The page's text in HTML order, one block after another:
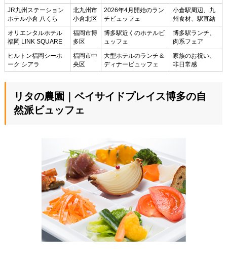
JR九州ステーション
ホテル小倉 八くら
北九州市
小倉北区
2026年4月開始のラン
チビュッフェ
小倉駅周辺、九
州食材、駅直結
オリエンタルホテル
福岡 LINK SQUARE
福岡市博
多区
博多駅近くのホテルビ
ュッフェ
博多駅ランチ、
肉系フェア
ヒルトン福岡シーホ
ーク シアラ
福岡市中
央区
大型ホテルのランチ＆
ディナービュッフェ
家族のお祝い、
非日常感
リタの農園｜ベイサイドプレイス博多の自
然派ビュッフェ